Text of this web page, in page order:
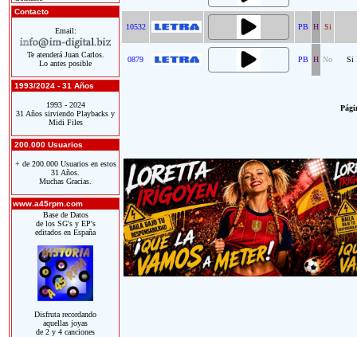
Contacto
Email:
Te atenderá Juan Carlos.
Lo antes posible
1993/2024 - 31 Años
1993 - 2024
31 Años sirviendo Playbacks y
Midi Files
200.000 Usuarios
+ de 200.000 Usuarios en estos
31 Años.
Muchas Gracias.
www.a45rpm.com
Base de Datos
de los SG's y EP's
editados en España
Disfruta recordando
aquellas joyas
de 2 y 4 canciones
10532 PB H Si
0879 PB H No Si